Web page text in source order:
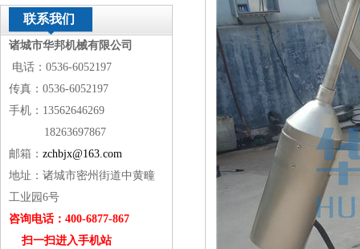
联系我们
诸城市华邦机械有限公司
电话：0536-6052197
传真：0536-6052197
手机：13562646269
18263697867
邮箱： zchbjx@163.com
地址：诸城市密州街道中黄疃
工业园6号
咨询电话：400-6877-867
扫一扫进入手机站